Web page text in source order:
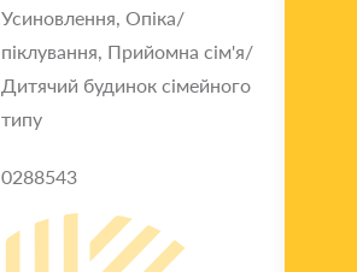
Усиновлення, Опіка/
піклування, Прийомна сім'я/
Дитячий будинок сімейного
типу
0288543